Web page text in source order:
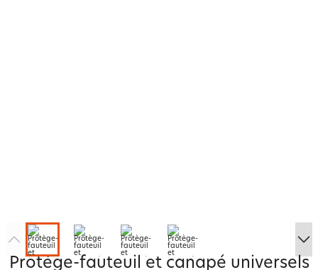
Protège-fauteuil et canapé universels